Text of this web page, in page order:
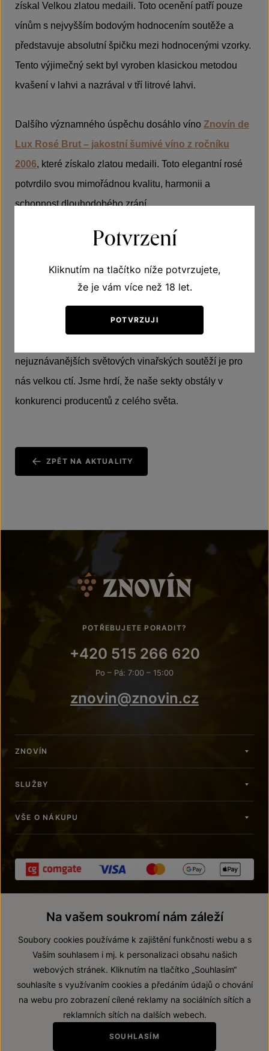
získal Velkou zlatou medaili. Toto ocenění patří pouze
vínům s nejvyšším bodovým hodnocením soutěže a
představuje absolutní špičku mezi hodnocenými vzorky.
Tento výjimečný sekt byl vyroben klasickou metodou
kvašení v lahvi a nazrával v tří litrové lahvi.
Dalšího významného úspěchu dosáhlo víno Znovín de
Lux Rosé Brut – jakostní šumivé víno z ročníku
2006, které získalo zlatou medaili. Toto elegantní rosé
potvrdilo svou mimořádnou kvalitu, harmonii a
schopnost dlouhodobého zrání.
Úspěšnou sbírku ocenění doplnil Znovín Classic Sekt
zaujal svou elegancí, jemným perlením a vyzrálým
nejuznávanějších světových vinařských soutěží je pro
nás velkou ctí. Jsme hrdí, že naše sekty obstály v
konkurenci producentů z celého světa.
ZPĚT NA AKTUALITY
POTŘEBUJETE PORADIT?
+420 515 266 620
Po – Pá: 7:00 – 15:00
znovin@znovin.cz
ZNOVÍN
SLUŽBY
VŠE O NÁKUPU
© 2026 ZNOVÍN ZNOJMO, a. s.
Prohlášení o přístupnosti
Zákaz prodeje alkoholických nápojů osobám mladším 18 let.
Potvrzení
Kliknutím na tlačítko níže potvrzujete,
že je vám více než 18 let.
POTVRZUJI
Na vašem soukromí nám záleží
Soubory cookies používáme k zajištění funkčnosti webu a s
Vaším souhlasem i mj. k personalizaci obsahu našich
webových stránek. Kliknutím na tlačítko „Souhlasím“
souhlasíte s využívaním cookies a předáním údajů o chování
na webu pro zobrazení cílené reklamy na sociálních sítích a
reklamních sítích na dalších webech.
SOUHLASÍM